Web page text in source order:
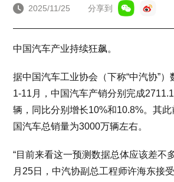
2025/11/25 分享到
中国汽车产业持续狂飙。
据中国汽车工业协会（下称“中汽协”
1-11月，中国汽车产销分别完成
辆，同比分别增长10%和10.8%。其
国汽车总销量为3000万辆左右。
“目前来看这一预测数据总体应该差不
月25日，中汽协副总工程师许海东接